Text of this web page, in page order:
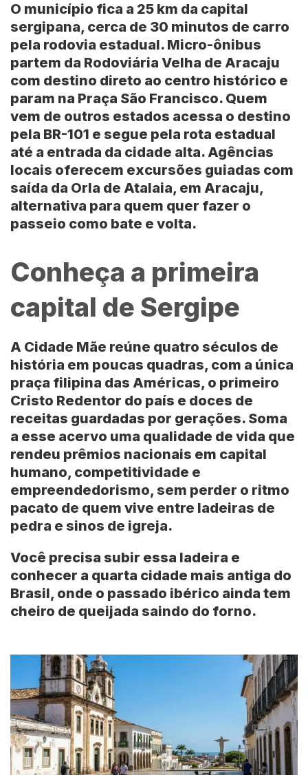
O município fica a 25 km da capital
sergipana, cerca de 30 minutos de carro
pela rodovia estadual. Micro-ônibus
partem da Rodoviária Velha de Aracaju
com destino direto ao centro histórico e
param na Praça São Francisco. Quem
vem de outros estados acessa o destino
pela BR-101 e segue pela rota estadual
até a entrada da cidade alta. Agências
locais oferecem excursões guiadas com
saída da Orla de Atalaia, em Aracaju,
alternativa para quem quer fazer o
passeio como bate e volta.
Conheça a primeira
capital de Sergipe
A Cidade Mãe reúne quatro séculos de
história em poucas quadras, com a única
praça filipina das Américas, o primeiro
Cristo Redentor do país e doces de
receitas guardadas por gerações. Soma
a esse acervo uma qualidade de vida que
rendeu prêmios nacionais em capital
humano, competitividade e
empreendedorismo, sem perder o ritmo
pacato de quem vive entre ladeiras de
pedra e sinos de igreja.
Você precisa subir essa ladeira e
conhecer a quarta cidade mais antiga do
Brasil, onde o passado ibérico ainda tem
cheiro de queijada saindo do forno.